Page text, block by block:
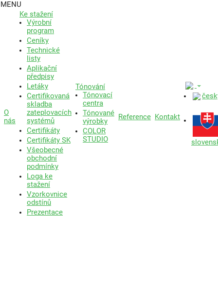
MENU
O
nás
Ke stažení
Výrobní
program
Ceníky
Technické
listy
Aplikační
předpisy
Letáky
Certifikovaná
skladba
zateplovacích
systémů
Certifikáty
Certifikáty SK
Všeobecné
obchodní
podmínky
Loga ke
stažení
Vzorkovnice
odstínů
Prezentace
Tónování
Tónovací
centra
Tónované
výrobky
COLOR
STUDIO
Reference Kontakt